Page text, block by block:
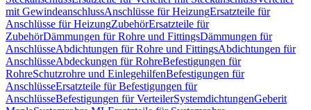
mit GewindeanschlussAnschlüsse für HeizungErsatzteile für
Anschlüsse für HeizungZubehörErsatzteile für
ZubehörDämmungen für Rohre und FittingsDämmungen für
AnschlüsseAbdichtungen für Rohre und FittingsAbdichtungen für
AnschlüsseAbdeckungen für RohreBefestigungen für
RohreSchutzrohre und EinlegehilfenBefestigungen für
AnschlüsseErsatzteile für Befestigungen für
AnschlüsseBefestigungen für VerteilerSystemdichtungenGeberit